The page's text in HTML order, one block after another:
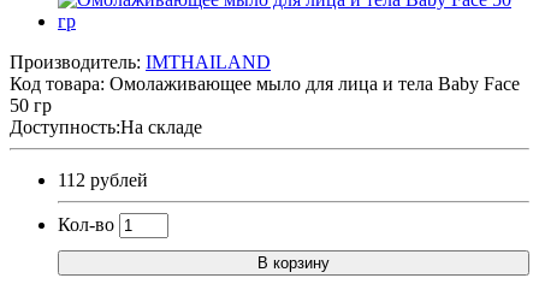
Производитель: IMTHAILAND
Код товара: Омолаживающее мыло для лица и тела Baby Face
50 гр
Доступность:На складе
112 рублей
Кол-во
В корзину